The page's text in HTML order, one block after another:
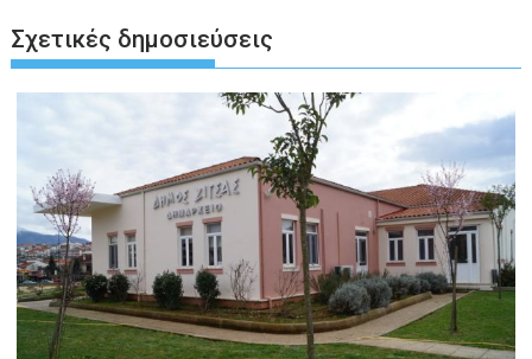
Σχετικές δημοσιεύσεις